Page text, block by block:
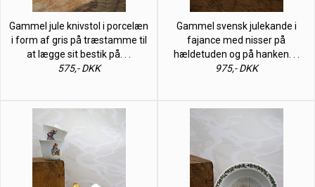
Gammel jule knivstol i porcelæn
i form af gris på træstamme til
at lægge sit bestik på. . .
575,- DKK
Gammel svensk julekande i
fajance med nisser på
hældetuden og på hanken. . .
975,- DKK